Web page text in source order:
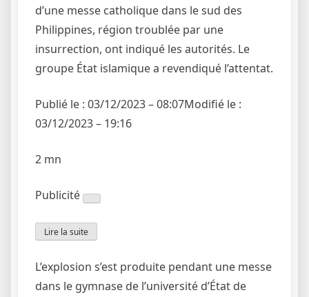
d’une messe catholique dans le sud des
Philippines, région troublée par une
insurrection, ont indiqué les autorités. Le
groupe État islamique a revendiqué l’attentat.
Publié le : 03/12/2023 – 08:07Modifié le :
03/12/2023 – 19:16
2 mn
Publicité
Lire la suite
L’explosion s’est produite pendant une messe
dans le gymnase de l’université d’État de